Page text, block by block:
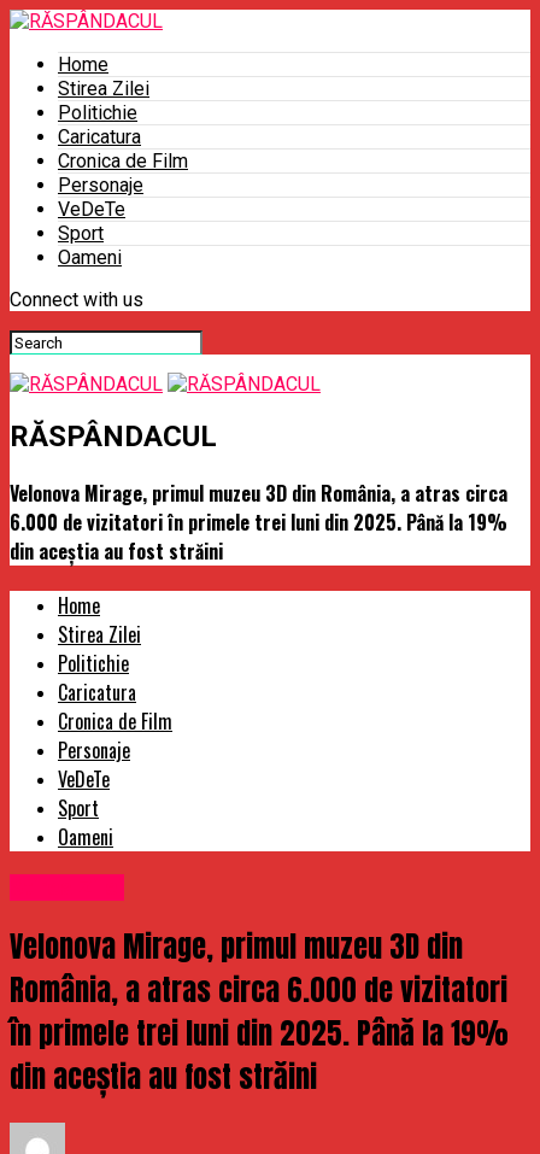
Home
Stirea Zilei
Politichie
Caricatura
Cronica de Film
Personaje
VeDeTe
Sport
Oameni
Connect with us
RĂSPÂNDACUL
Velonova Mirage, primul muzeu 3D din România, a atras circa
6.000 de vizitatori în primele trei luni din 2025. Până la 19%
din aceștia au fost străini
Home
Stirea Zilei
Politichie
Caricatura
Cronica de Film
Personaje
VeDeTe
Sport
Oameni
Velonova Mirage, primul muzeu 3D din
România, a atras circa 6.000 de vizitatori
în primele trei luni din 2025. Până la 19%
din aceștia au fost străini